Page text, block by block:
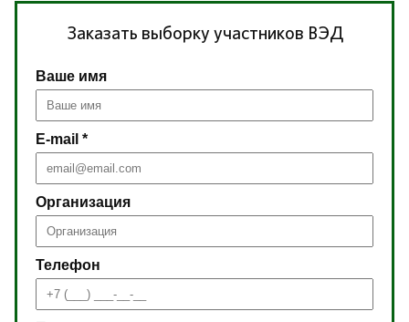
Заказать выборку участников ВЭД
Ваше имя
E-mail *
Организация
Телефон